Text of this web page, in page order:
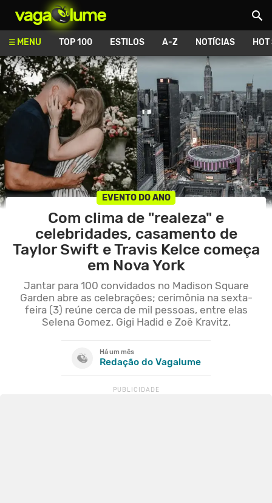
MENU TOP 100 ESTILOS A-Z NOTÍCIAS
EVENTO DO ANO
Com clima de "realeza" e
celebridades, casamento de
Taylor Swift e Travis Kelce começa
em Nova York
Jantar para 100 convidados no Madison Square
Garden abre as celebrações; cerimônia na sexta-
feira (3) reúne cerca de mil pessoas, entre elas
Selena Gomez, Gigi Hadid e Zoë Kravitz.
Há um mês
Redação do Vagalume